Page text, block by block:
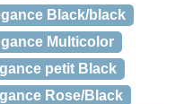
Black/black
Multicolor
petit Black
Rose/Black